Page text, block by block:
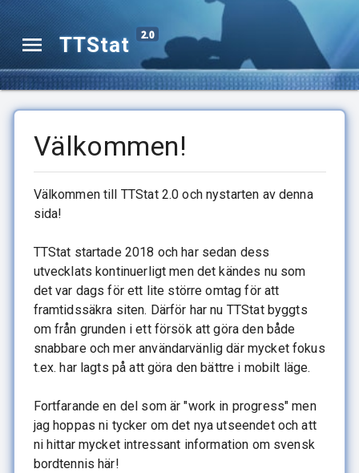
TTStat 2.0
Välkommen!
Välkommen till TTStat 2.0 och nystarten av denna
sida!
TTStat startade 2018 och har sedan dess
utvecklats kontinuerligt men det kändes nu som
det var dags för ett lite större omtag för att
framtidssäkra siten. Därför har nu TTStat byggts
om från grunden i ett försök att göra den både
snabbare och mer användarvänlig där mycket fokus
t.ex. har lagts på att göra den bättre i mobilt läge.
Fortfarande en del som är "work in progress" men
jag hoppas ni tycker om det nya utseendet och att
ni hittar mycket intressant information om svensk
bordtennis här!